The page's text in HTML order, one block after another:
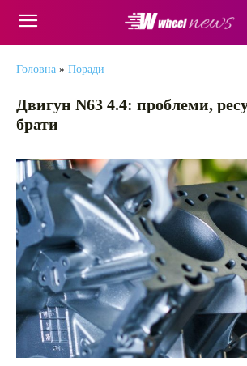
Головна » Поради
Двигун N63 4.4: проблеми,
брати